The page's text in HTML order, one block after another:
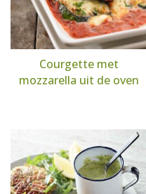
Courgette met
mozzarella uit de oven